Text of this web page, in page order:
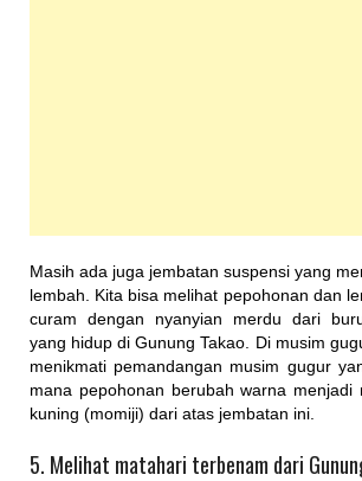
Masih ada juga jembatan suspensi yang
lembah. Kita bisa melihat pepohonan dan
curam dengan nyanyian merdu dari
yang hidup di Gunung Takao. Di musim
menikmati pemandangan musim gugur
mana pepohonan berubah warna menjadi
kuning (momiji) dari atas jembatan ini.
5. Melihat matahari terbenam dari